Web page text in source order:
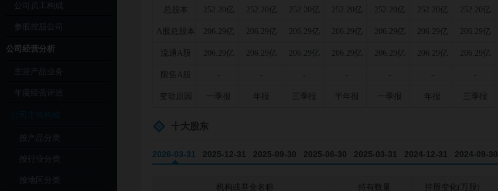
公司员工构成
参股控股公司
公司经营分析
主营产品业务
年度经营评述
公司主营构成
按产品分类
按行业分类
按地区分类
总股本 252.20亿 252.20亿 252.20亿 252.20亿 252.20亿 252.20亿 252.20亿
A股总股本 206.29亿 206.29亿 206.29亿 206.29亿 206.29亿 206.29亿 206.29亿
流通A股 206.29亿 206.29亿 206.29亿 206.29亿 206.29亿 206.29亿 206.29亿
限售A股 - - - - - - -
变动原因 一季报 年报 三季报 半年报 一季报 年报 三季报
十大股东
2026-03-31 2025-12-31 2025-09-30 2025-06-30 2025-03-31 2024-12-31 2024-09-30
机构或基金名称 持有数量 持股变化(万股)